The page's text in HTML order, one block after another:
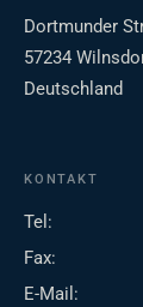
Dortmunder
57234
Deutschland
KONTAKT
Tel:
Fax:
E-Mail: